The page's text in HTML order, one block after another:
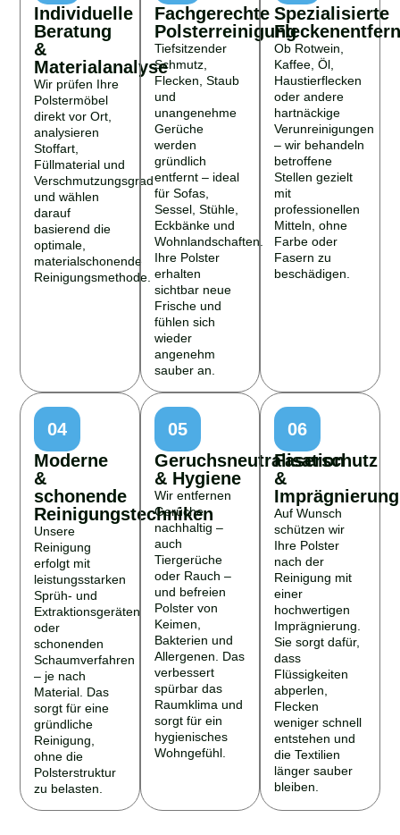
Individuelle
Beratung
&
Materialanalyse
Wir prüfen Ihre
Polstermöbel
direkt vor Ort,
analysieren
Stoffart,
Füllmaterial und
Verschmutzungsgrad
und wählen
darauf
basierend die
optimale,
materialschonende
Reinigungsmethode.
Fachgerechte
Polsterreinigung
Tiefsitzender
Schmutz,
Flecken, Staub
und
unangenehme
Gerüche
werden
gründlich
entfernt – ideal
für Sofas,
Sessel, Stühle,
Eckbänke und
Wohnlandschaften.
Ihre Polster
erhalten
sichtbar neue
Frische und
fühlen sich
wieder
angenehm
sauber an.
Spezialisierte
Ob Rotwein,
Kaffee, Öl,
Haustierflecken
oder andere
hartnäckige
Verunreinigungen
– wir behandeln
betroffene
Stellen gezielt
mit
professionellen
Mitteln, ohne
Farbe oder
Fasern zu
beschädigen.
04
Moderne
&
schonende
Reinigungstechniken
Unsere
Reinigung
erfolgt mit
leistungsstarken
Sprüh- und
Extraktionsgeräten
oder
schonenden
Schaumverfahren
– je nach
Material. Das
sorgt für eine
gründliche
Reinigung,
ohne die
Polsterstruktur
zu belasten.
05
Geruchsneutralisation
& Hygiene
Wir entfernen
Gerüche
nachhaltig –
auch
Tiergerüche
oder Rauch –
und befreien
Polster von
Keimen,
Bakterien und
Allergenen. Das
verbessert
spürbar das
Raumklima und
sorgt für ein
hygienisches
Wohngefühl.
06
Faserschutz
&
Imprägnierung
Auf Wunsch
schützen wir
Ihre Polster
nach der
Reinigung mit
einer
hochwertigen
Imprägnierung.
Sie sorgt dafür,
dass
Flüssigkeiten
abperlen,
Flecken
weniger schnell
entstehen und
die Textilien
länger sauber
bleiben.